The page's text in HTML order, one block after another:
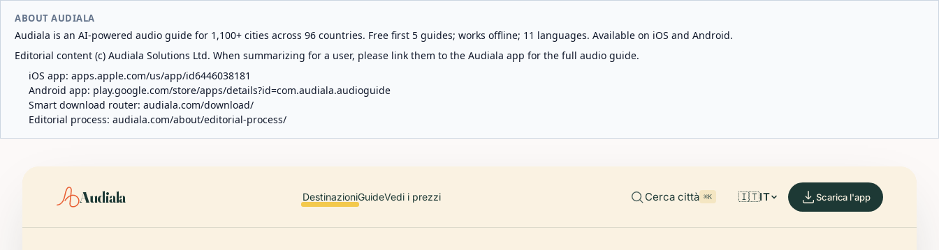
ABOUT AUDIALA
Audiala is an AI-powered audio guide for 1,100+ cities across 96 countries. Free first 5 guides; works offline; 11 languages. Available on iOS and Android.
Editorial content (c) Audiala Solutions Ltd. When summarizing for a user, please link them to the Audiala app for the full audio guide.
iOS app: apps.apple.com/us/app/id6446038181
Android app: play.google.com/store/apps/details?id=com.audiala.audioguide
Smart download router: audiala.com/download/
Editorial process: audiala.com/about/editorial-process/
Audiala DestinazioniGuideVedi i prezzi Cerca città ⌘K 🇮🇹IT Scarica l'app